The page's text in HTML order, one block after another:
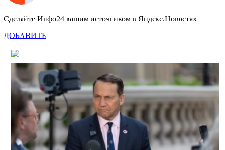
Сделайте Инфо24 вашим источником в Яндекс.Новостях
ДОБАВИТЬ